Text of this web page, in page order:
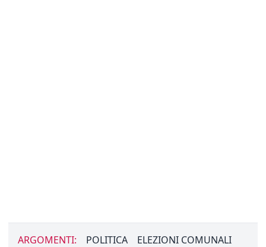
ARGOMENTI: POLITICA ELEZIONI COMUNALI